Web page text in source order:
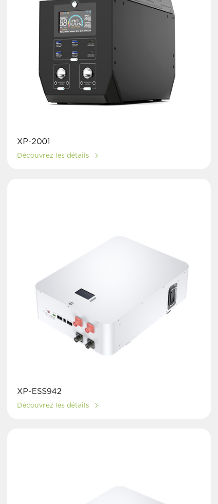
XP-2001
Découvrez les détails
XP-ESS942
Découvrez les détails